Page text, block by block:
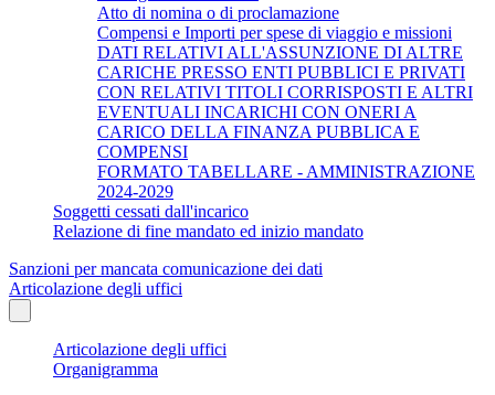
Atto di nomina o di proclamazione
Compensi e Importi per spese di viaggio e missioni
DATI RELATIVI ALL'ASSUNZIONE DI ALTRE
CARICHE PRESSO ENTI PUBBLICI E PRIVATI
CON RELATIVI TITOLI CORRISPOSTI E ALTRI
EVENTUALI INCARICHI CON ONERI A
CARICO DELLA FINANZA PUBBLICA E
COMPENSI
FORMATO TABELLARE - AMMINISTRAZIONE
2024-2029
Soggetti cessati dall'incarico
Relazione di fine mandato ed inizio mandato
Sanzioni per mancata comunicazione dei dati
Articolazione degli uffici
Articolazione degli uffici
Organigramma